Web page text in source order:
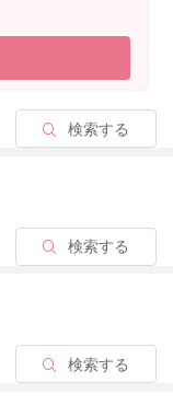
検索する
検索する
検索する